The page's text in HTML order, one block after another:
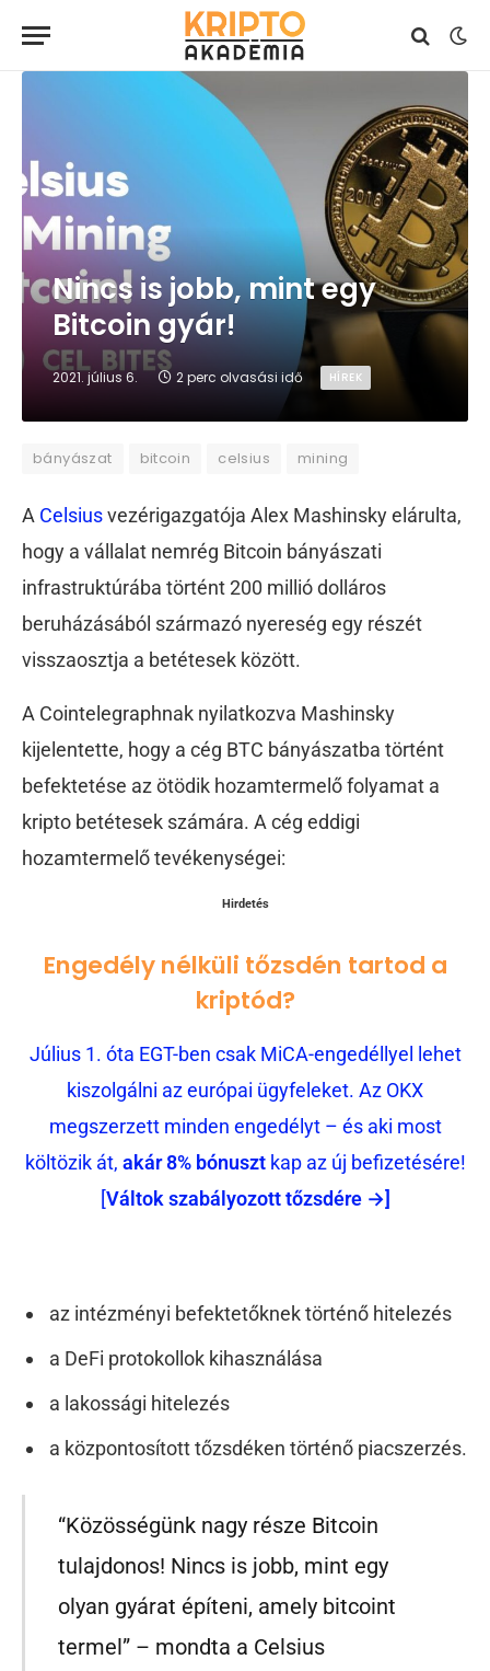
Nincs is jobb, mint egy
Bitcoin gyár!
2021. július 6. 2 perc olvasási idő HÍREK
bányászat bitcoin celsius mining
A Celsiusvezérigazgatója Alex Mashinsky elárulta,
hogy a vállalat nemrég Bitcoin bányászati
infrastruktúrába történt 200 millió dolláros
beruházásából származó nyereség egy részét
visszaosztja a betétesek között.
A Cointelegraphnak nyilatkozva Mashinsky
kijelentette, hogy a cég BTC bányászatba történt
befektetése az ötödik hozamtermelő folyamat a
kripto betétesek számára. A cég eddigi
hozamtermelő tevékenységei:
Hirdetés
Engedély nélküli tőzsdén tartod a
kriptód?
Július 1. óta EGT-ben csak MiCA-engedéllyel lehet
kiszolgálni az európai ügyfeleket. Az OKX
megszerzett minden engedélyt – és aki most
költözik át, akár 8% bónusztkap az új befizetésére!
[Váltok szabályozott tőzsdére →]
az intézményi befektetőknek történő hitelezés
a DeFi protokollok kihasználása
a lakossági hitelezés
a központosított tőzsdéken történő piacszerzés.
“Közösségünk nagy része Bitcoin
tulajdonos! Nincs is jobb, mint egy
olyan gyárat építeni, amely bitcoint
termel” – mondta a Celsius